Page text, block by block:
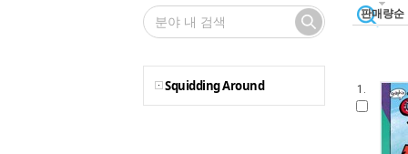
Squidding Around
판매량순
1.